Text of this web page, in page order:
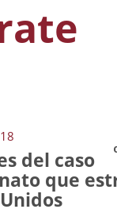
del caso
que